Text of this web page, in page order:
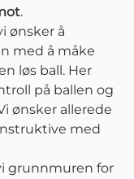
.
ønsker å
med å måke
løs ball. Her
på ballen og
ønsker allerede
med
grunnmuren for